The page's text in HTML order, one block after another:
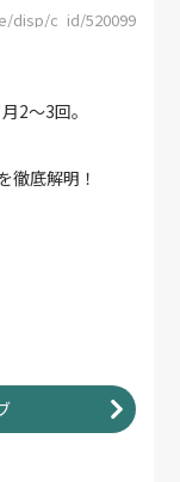
disp/c_id/520099
2〜3回。
徹底解明！